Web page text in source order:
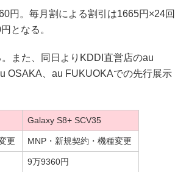
円。毎月割による割引は1665円×24回
となる。
また、同日よりKDDI直営店のau
OSAKA、au FUKUOKAでの先行展示
Galaxy S8+ SCV35
更 MNP・新規契約・機種変更
9万9360円